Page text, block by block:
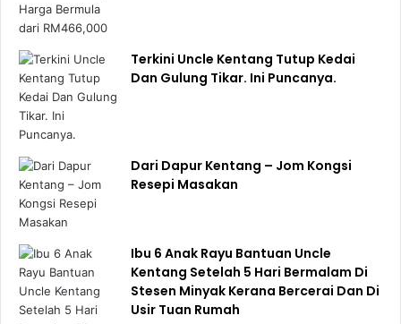
Terkini Uncle Kentang Tutup Kedai
Dan Gulung Tikar. Ini Puncanya.
Dari Dapur Kentang – Jom Kongsi
Resepi Masakan
Ibu 6 Anak Rayu Bantuan Uncle
Kentang Setelah 5 Hari Bermalam Di
Stesen Minyak Kerana Bercerai Dan Di
Usir Tuan Rumah